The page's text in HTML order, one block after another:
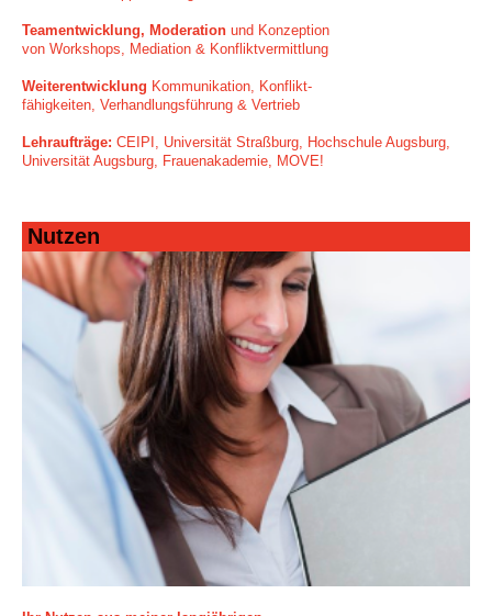
Teamentwicklung, Moderation und Konzeption
von Workshops,
Mediation & Konfliktvermittlung
Weiterentwicklung Kommunikation,
Konflikt-
fähigkeiten, Verhandlungsführung & Vertrieb
Lehraufträge: CEIPI, Universität Straßburg,
Hochschule Augsburg,
Universität Augsburg, Frauenakademie, MOVE!
Nutzen